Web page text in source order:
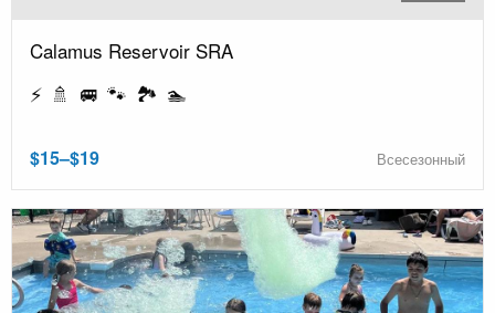
Calamus Reservoir SRA
⚡ 🚿 🚐 🐾 🏞️ 🏊
$15–$19 Всесезонный